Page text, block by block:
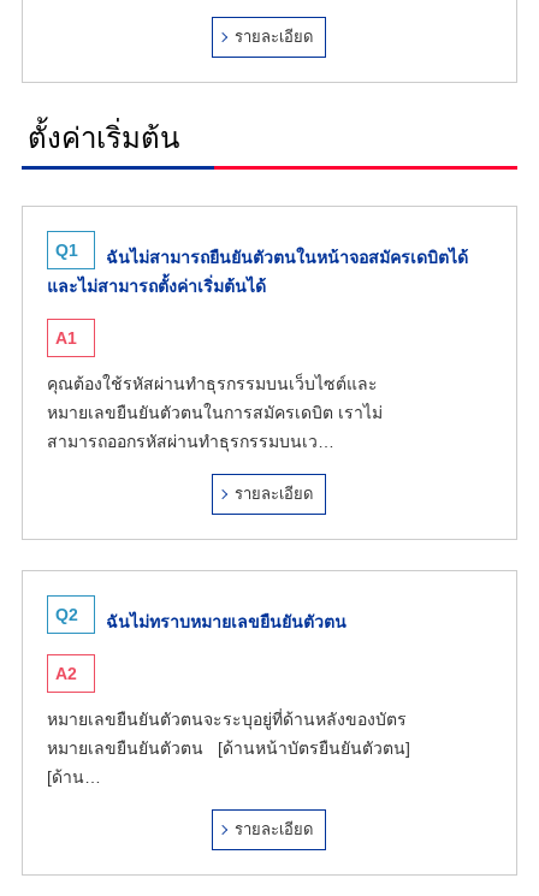
รายละเอียด
ตั้งค่าเริ่มต้น
Q1
ฉันไม่สามารถยืนยันตัวตนในหน้าจอสมัครเดบิตได้
และไม่สามารถตั้งค่าเริ่มต้นได้
A1
คุณต้องใช้รหัสผ่านทำธุรกรรมบนเว็บไซต์และ
หมายเลขยืนยันตัวตนในการสมัครเดบิต เราไม่
สามารถออกรหัสผ่านทำธุรกรรมบนเว…
รายละเอียด
Q2 ฉันไม่ทราบหมายเลขยืนยันตัวตน
A2
หมายเลขยืนยันตัวตนจะระบุอยู่ที่ด้านหลังของบัตร
หมายเลขยืนยันตัวตน [ด้านหน้าบัตรยืนยันตัวตน]
[ด้าน…
รายละเอียด